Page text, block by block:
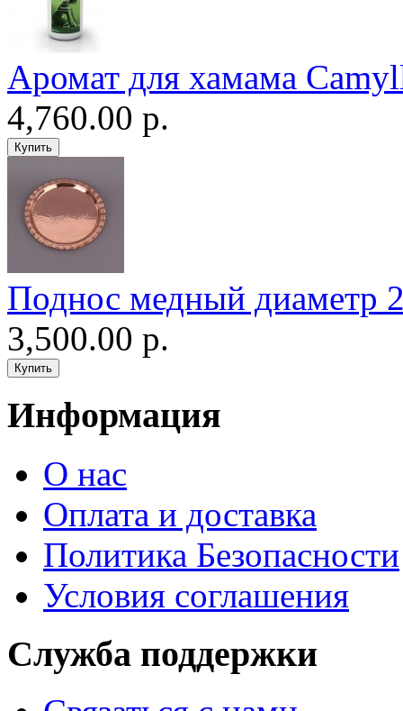
Аромат для хамама
4,760.00 р.
Поднос медный диаметр
3,500.00 р.
Информация
О нас
Оплата и доставка
Политика Безопасности
Условия соглашения
Служба поддержки